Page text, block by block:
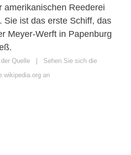
amerikanischen Reederei
Sie ist das erste Schiff, das
Meyer-Werft in Papenburg
Quelle
Sehen Sie sich die
an